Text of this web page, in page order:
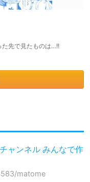
た先で見たものは…!!
ャンネル みんなで作
matome